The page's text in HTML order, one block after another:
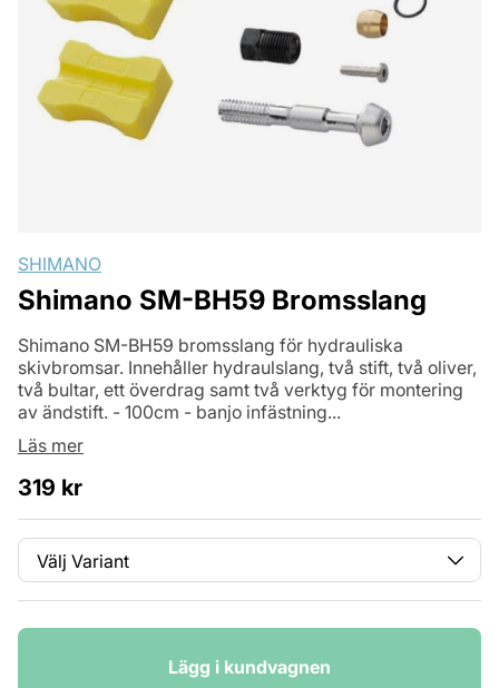
SHIMANO
Shimano SM-BH59 Bromsslang
Shimano SM-BH59 bromsslang för hydrauliska
skivbromsar. Innehåller hydraulslang, två stift, två oliver,
två bultar, ett överdrag samt två verktyg för montering
av ändstift. - 100cm - banjo infästning...
Läs mer
319 kr
Variant
Lägg i kundvagnen